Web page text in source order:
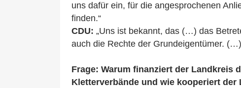
uns dafür ein, für die angesprochenen
finden.“
CDU: „Uns ist bekannt, das (…) das
auch die Rechte der Grundeigentümer.
Frage: Warum finanziert der Landkreis
Kletterverbände und wie kooperiert